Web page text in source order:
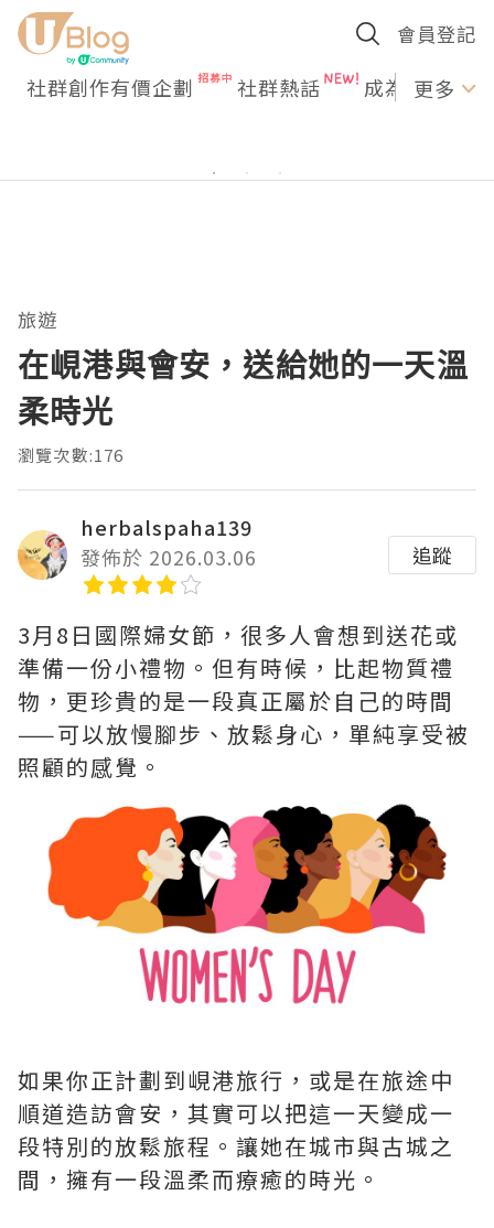
會員登記
社群創作有價企劃 社群熱話 成為U更多
旅遊
在峴港與會安，送給她的一天溫
柔時光
瀏覽次數:176
herbalspaha139
發佈於 2026.03.06
追蹤
3月8日國際婦女節，很多人會想到送花或
準備一份小禮物。但有時候，比起物質禮
物，更珍貴的是一段真正屬於自己的時間
——可以放慢腳步、放鬆身心，單純享受被
照顧的感覺。
如果你正計劃到峴港旅行，或是在旅途中
順道造訪會安，其實可以把這一天變成一
段特別的放鬆旅程。讓她在城市與古城之
間，擁有一段溫柔而療癒的時光。